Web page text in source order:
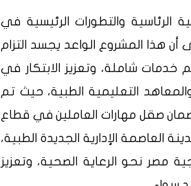
الرئاسية والتطورات الرئيسية في
هذا المشروع الواعد يجسد التزام
خدمات شاملة، وتعزيز الابتكار في
التعليمية الطبية، حيث تم
صقل مهارات العاملين في قطاع
العاصمة الإدارية الجديدة الطبية،
مصر نحو الرعاية الصحية، وتعزيز